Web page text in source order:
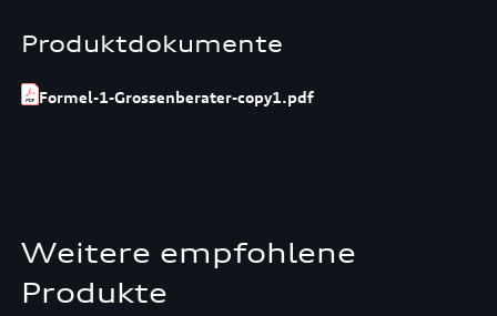
Produktdokumente
Formel-1-Grossenberater-copy1.pdf
Weitere empfohlene
Produkte